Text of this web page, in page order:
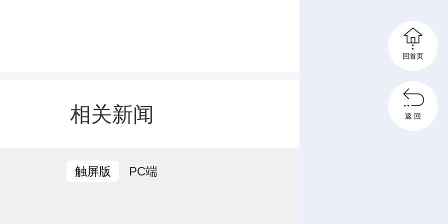
相关新闻
触屏版 PC端

回首页

返 回